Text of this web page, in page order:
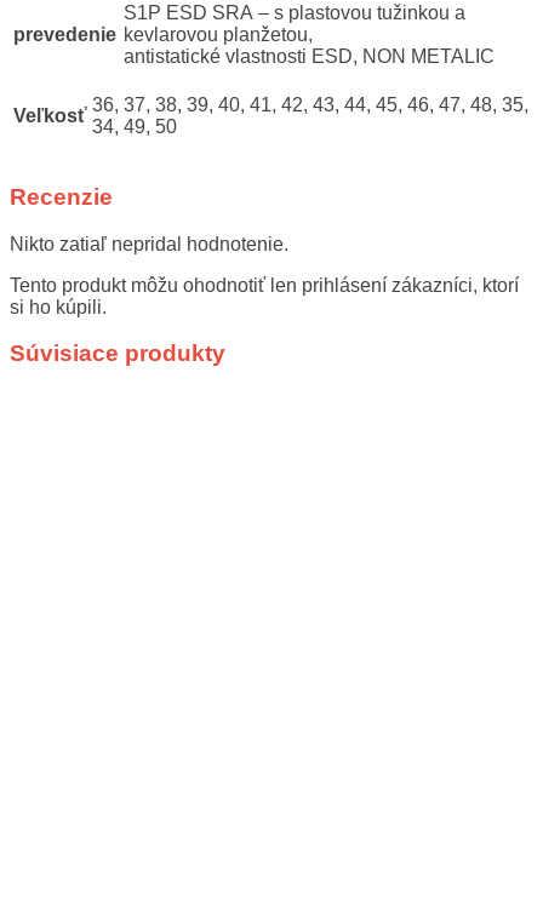
prevedenie
S1P ESD SRA – s plastovou tužinkou a
kevlarovou planžetou,
antistatické vlastnosti ESD, NON METALIC
Veľkosť
36, 37, 38, 39, 40, 41, 42, 43, 44, 45, 46, 47, 48, 35,
34, 49, 50
Recenzie
Nikto zatiaľ nepridal hodnotenie.
Tento produkt môžu ohodnotiť len prihlásení zákazníci, ktorí
si ho kúpili.
Súvisiace produkty